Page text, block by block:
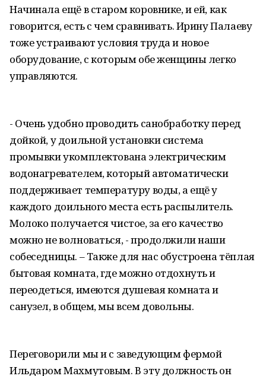
Начинала ещё в старом коровнике, и ей, как
говорится, есть с чем сравнивать. Ирину Палаеву
тоже устраивают условия труда и новое
оборудование, с которым обе женщины легко
управляются.
- Очень удобно проводить санобработку перед
дойкой, у доильной установки система
промывки укомплектована электрическим
водонагревателем, который автоматически
поддерживает температуру воды, а ещё у
каждого доильного места есть распылитель.
Молоко получается чистое, за его качество
можно не волноваться, - продолжили наши
собеседницы. – Также для нас обустроена тёплая
бытовая комната, где можно отдохнуть и
переодеться, имеются душевая комната и
санузел, в общем, мы всем довольны.
Переговорили мы и с заведующим фермой
Ильдаром Махмутовым. В эту должность он